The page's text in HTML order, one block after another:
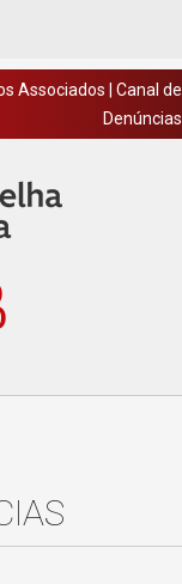
Associados
Canal de
Denúncias